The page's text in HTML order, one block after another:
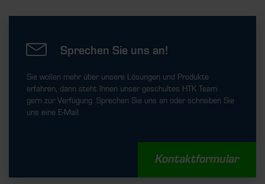
Sprechen Sie uns an!
Sie wollen mehr über unsere Lösungen und Produkte
erfahren, dann steht Ihnen unser geschultes HTK Team
gern zur Verfügung. Sprechen Sie uns an oder schreiben Sie
uns eine E-Mail.
Kontaktformular